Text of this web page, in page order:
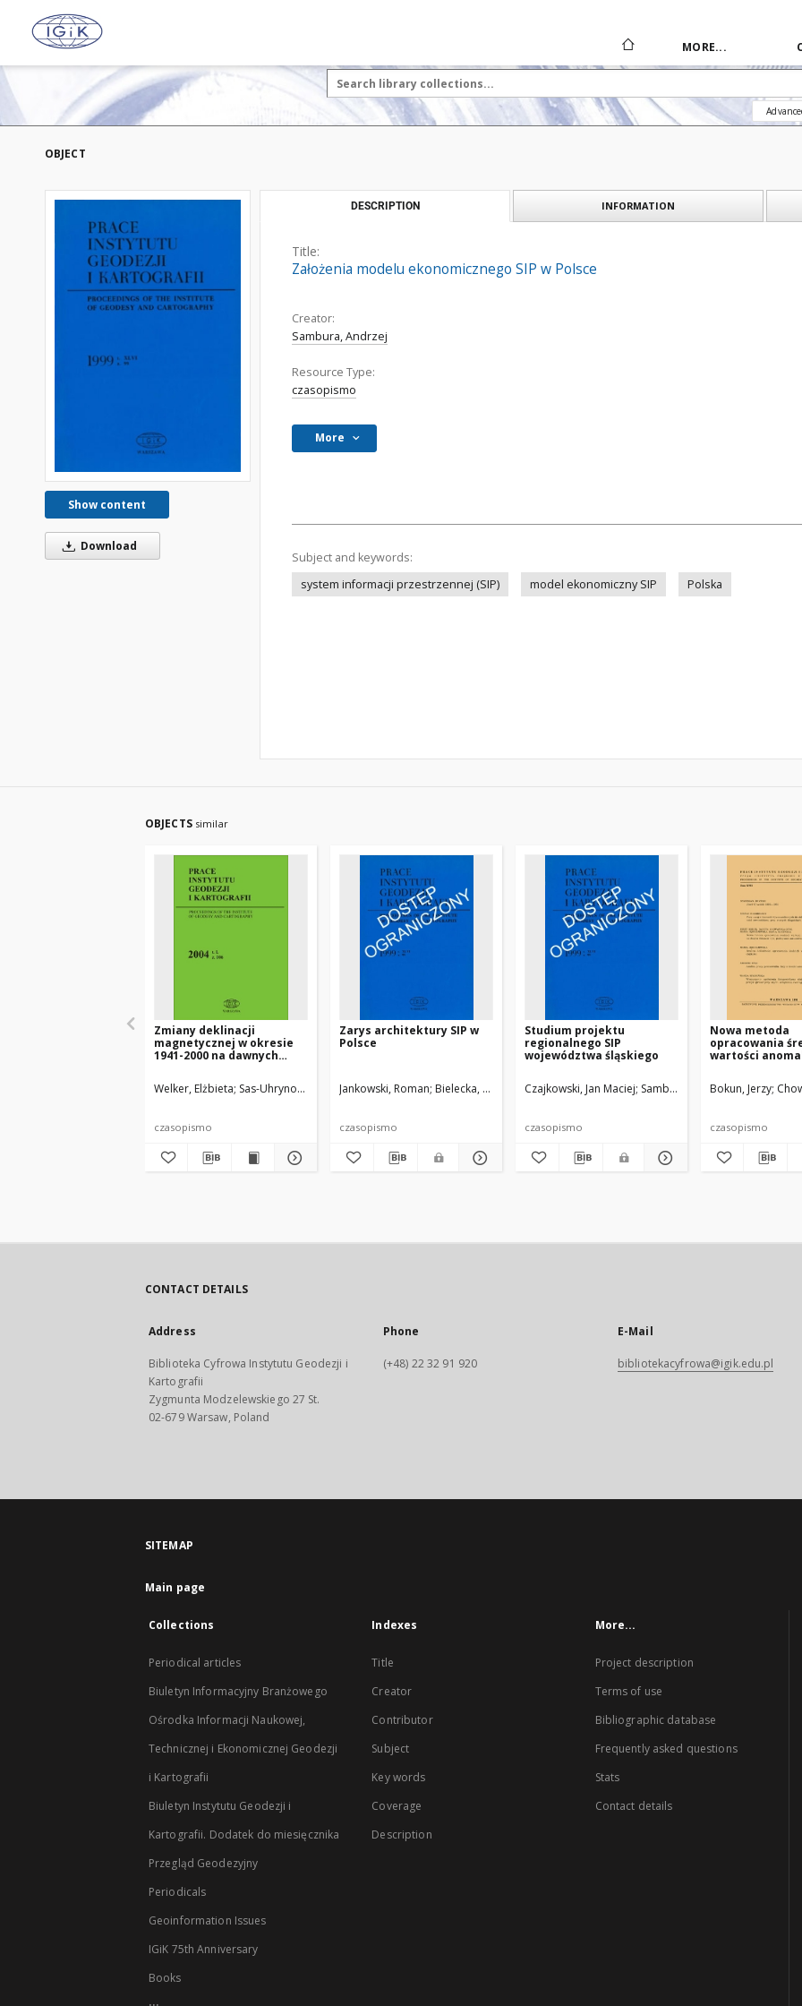
MORE...
OBJECT
Show content
Download
DESCRIPTION INFORMATION
Title:
Założenia modelu ekonomicznego SIP w Polsce
Creator:
Sambura, Andrzej
Resource Type:
czasopismo
More
Subject and keywords:
system informacji przestrzennej (SIP)
model ekonomiczny SIP Polska
OBJECTS similar
Zmiany deklinacji
magnetycznej w okresie
1941-2000 na dawnych
wschodnich
Welker, Elżbieta Sas-Uhrynowski, Andrzej
czasopismo
Zarys architektury SIP w
Polsce
Jankowski, Roman Bielecka, Elżbieta Wysocka, Ewa
czasopismo
Studium projektu
regionalnego SIP
województwa śląskiego
Czajkowski, Jan Maciej Sambura, Andrzej
czasopismo
Nowa metoda
opracowania
wartości
obszarze i jej
zastosowanie
Bokun, Jerzy
czasopismo
CONTACT DETAILS
Address
Biblioteka Cyfrowa Instytutu Geodezji i
Kartografii
Zygmunta Modzelewskiego 27 St.
02-679 Warsaw, Poland
Phone
(+48) 22 32 91 920
E-Mail
bibliotekacyfrowa@igik.edu.pl
SITEMAP
Main page
Collections
Periodical articles
Biuletyn Informacyjny Branżowego
Ośrodka Informacji Naukowej,
Technicznej i Ekonomicznej Geodezji
i Kartografii
Biuletyn Instytutu Geodezji i
Kartografii. Dodatek do miesięcznika
Przegląd Geodezyjny
Periodicals
Geoinformation Issues
IGiK 75th Anniversary
Books
...
Indexes
Title
Creator
Contributor
Subject
Key words
Coverage
Description
More...
Project description
Terms of use
Bibliographic database
Frequently asked questions
Stats
Contact details